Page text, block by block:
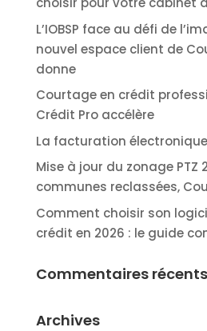
L’IOBSP face au défi de
nouvel espace client de
donne
Courtage en crédit
Crédit Pro accélère
La facturation
Mise à jour du zonage PTZ
communes reclassées,
Comment choisir son
crédit en 2026 : le guide
Commentaires récents
Archives